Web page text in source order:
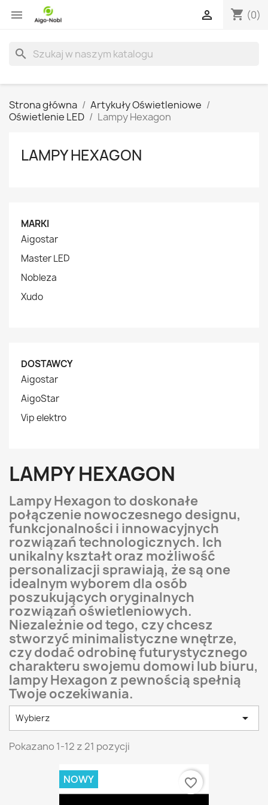
 shopping_cart (0)

search
Strona główna
Artykuły Oświetleniowe
Oświetlenie LED
Lampy Hexagon
LAMPY HEXAGON
MARKI
Aigostar
Master LED
Nobleza
Xudo
DOSTAWCY
Aigostar
AigoStar
Vip elektro
LAMPY HEXAGON
Lampy Hexagon to doskonałe
połączenie nowoczesnego designu,
funkcjonalności i innowacyjnych
rozwiązań technologicznych. Ich
unikalny kształt oraz możliwość
personalizacji sprawiają, że są one
idealnym wyborem dla osób
poszukujących oryginalnych
rozwiązań oświetleniowych.
Niezależnie od tego, czy chcesz
stworzyć minimalistyczne wnętrze,
czy dodać odrobinę futurystycznego
charakteru swojemu domowi lub biuru,
lampy Hexagon z pewnością spełnią
Twoje oczekiwania.
Wybierz 
Pokazano 1-12 z 21 pozycji
NOWY favorite_border